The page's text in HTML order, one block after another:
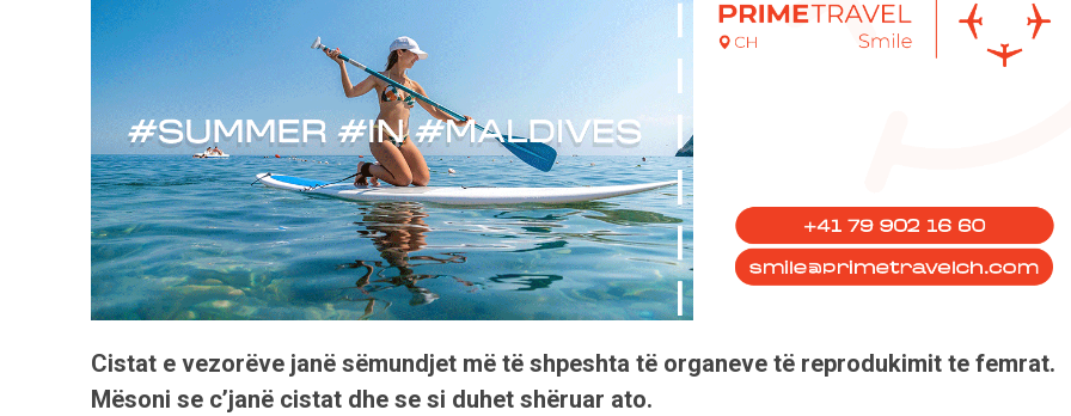
Cistat e vezorëve janë sëmundjet më të shpeshta të organeve të reprodukimit te femrat.
Mësoni se c’janë cistat dhe se si duhet shëruar ato.